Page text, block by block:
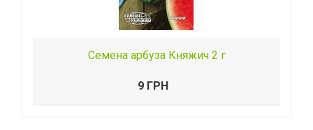
Семена арбуза Княжич 2 г
9 ГРН